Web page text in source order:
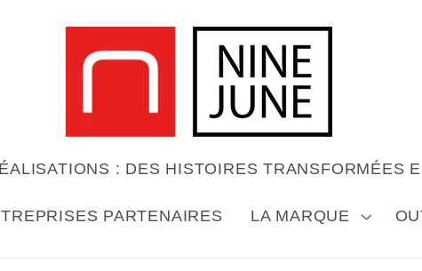
: DES HISTOIRES TRANSFORMÉES
PARTENAIRES LA MARQUE